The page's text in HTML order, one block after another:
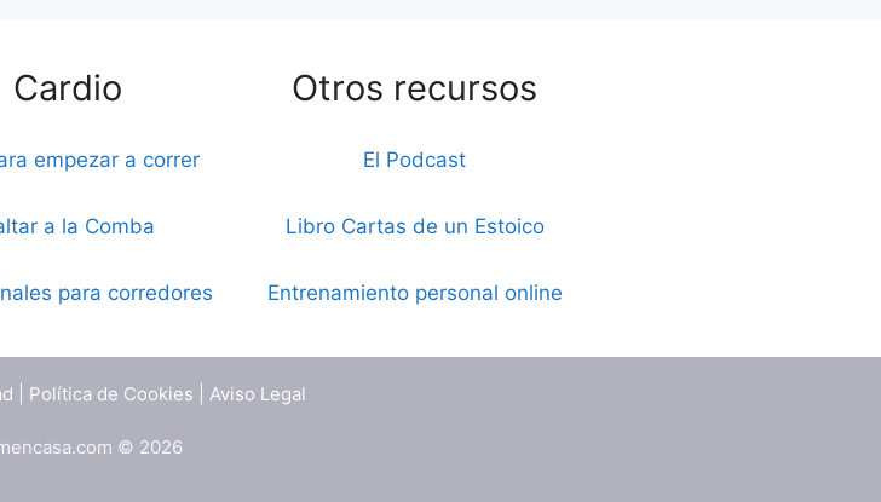
Cardio
empezar a correr
a la Comba
para corredores
Otros recursos
El Podcast
Libro Cartas de un Estoico
Entrenamiento personal online
Política de Cookies Aviso Legal
© 2026